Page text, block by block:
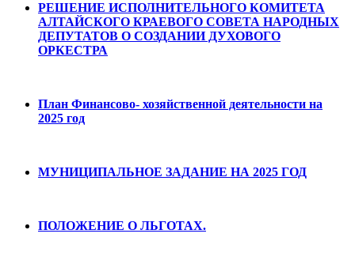
РЕШЕНИЕ ИСПОЛНИТЕЛЬНОГО КОМИТЕТА
АЛТАЙСКОГО КРАЕВОГО СОВЕТА НАРОДНЫХ
ДЕПУТАТОВ О СОЗДАНИИ ДУХОВОГО
ОРКЕСТРА
План Финансово- хозяйственной деятельности на
2025 год
МУНИЦИПАЛЬНОЕ ЗАДАНИЕ НА 2025 ГОД
ПОЛОЖЕНИЕ О ЛЬГОТАХ.